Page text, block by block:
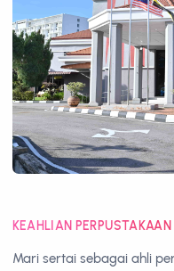
KEAHLIAN PERPUSTAKAAN
Mari sertai sebagai ahli